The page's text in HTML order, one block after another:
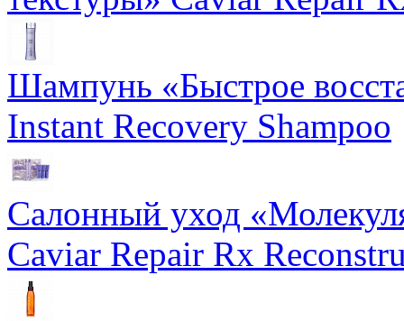
Шампунь «Быстрое
Instant Recovery Shampoo
Салонный уход
Caviar Repair Rx